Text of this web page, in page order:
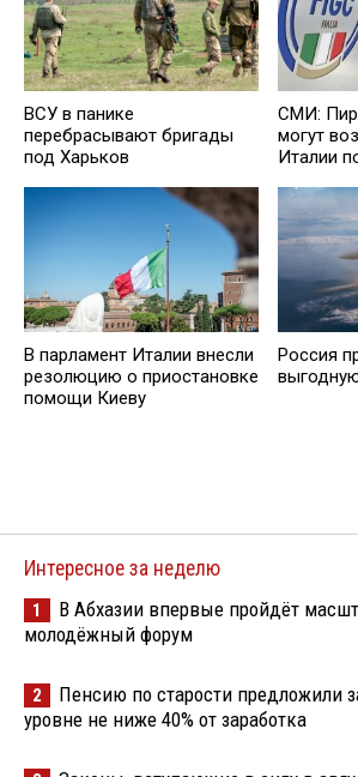
ВСУ в панике
перебрасывают бригады
под Харьков
СМИ:
могут
Италии
В парламент Италии внесли
резолюцию о приостановке
помощи Киеву
Россия
Интересное за неделю
1
В Абхазии впервые пройдёт
молодёжный форум
2
Пенсию по старости предложили
уровне не ниже 40% от заработка